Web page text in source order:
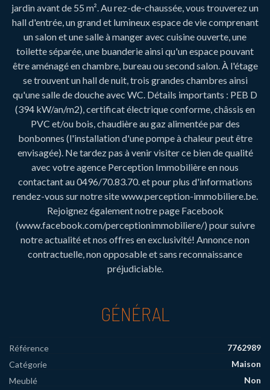
jardin avant de 55 m². Au rez-de-chaussée, vous trouverez un
hall d'entrée, un grand et lumineux espace de vie comprenant
un salon et une salle à manger avec cuisine ouverte, une
toilette séparée, une buanderie ainsi qu'un espace pouvant
être aménagé en chambre, bureau ou second salon. À l'étage
se trouvent un hall de nuit, trois grandes chambres ainsi
qu'une salle de douche avec WC. Détails importants : PEB D
(394 kW/an/m2), certificat électrique conforme, châssis en
PVC et/ou bois, chaudière au gaz alimentée par des
bonbonnes (l'installation d'une pompe à chaleur peut être
envisagée). Ne tardez pas à venir visiter ce bien de qualité
avec votre agence Perception Immobilière en nous
contactant au 0496/70.83.70. et pour plus d'informations
rendez-vous sur notre site www.perception-immobiliere.be.
Rejoignez également notre page Facebook
(www.facebook.com/perceptionimmobiliere/) pour suivre
notre actualité et nos offres en exclusivité! Annonce non
contractuelle, non opposable et sans reconnaissance
préjudiciable.
GÉNÉRAL
Référence
7762989
Catégorie
Maison
Meublé
Non